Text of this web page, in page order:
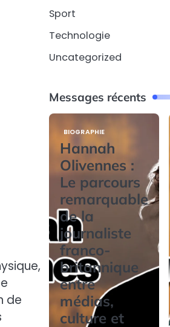
de
Sport
Technologie
Uncategorized
Messages récents
BIOGRAPHIE
Hannah
Olivennes :
Le parcours
remarquable
de la
journaliste
franco-
britannique
entre
médias,
culture et